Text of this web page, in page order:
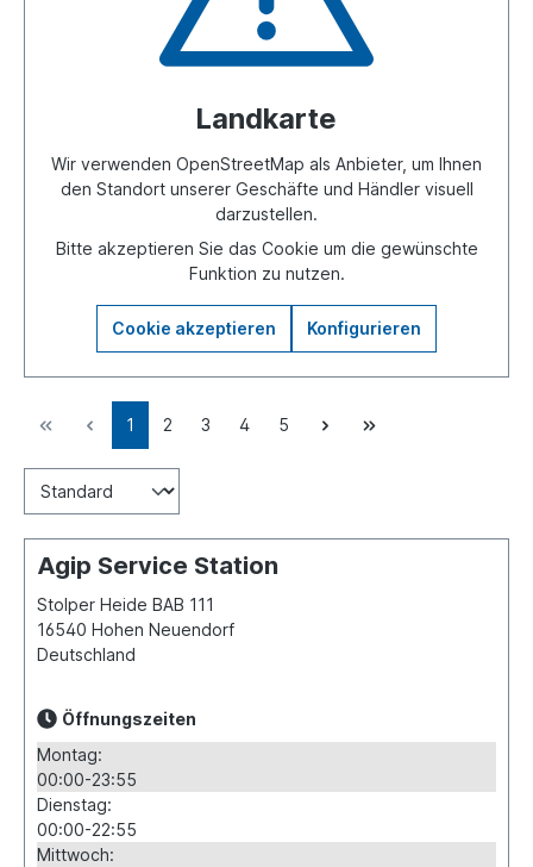
Landkarte
Wir verwenden OpenStreetMap als Anbieter, um Ihnen
den Standort unserer Geschäfte und Händler visuell
darzustellen.
Bitte akzeptieren Sie das Cookie um die gewünschte
Funktion zu nutzen.
Cookie akzeptieren Konfigurieren
1 2 3 4 5
Agip Service Station
Stolper Heide BAB 111
16540 Hohen Neuendorf
Deutschland
Öffnungszeiten
Montag:
00:00-23:55
Dienstag:
00:00-22:55
Mittwoch: